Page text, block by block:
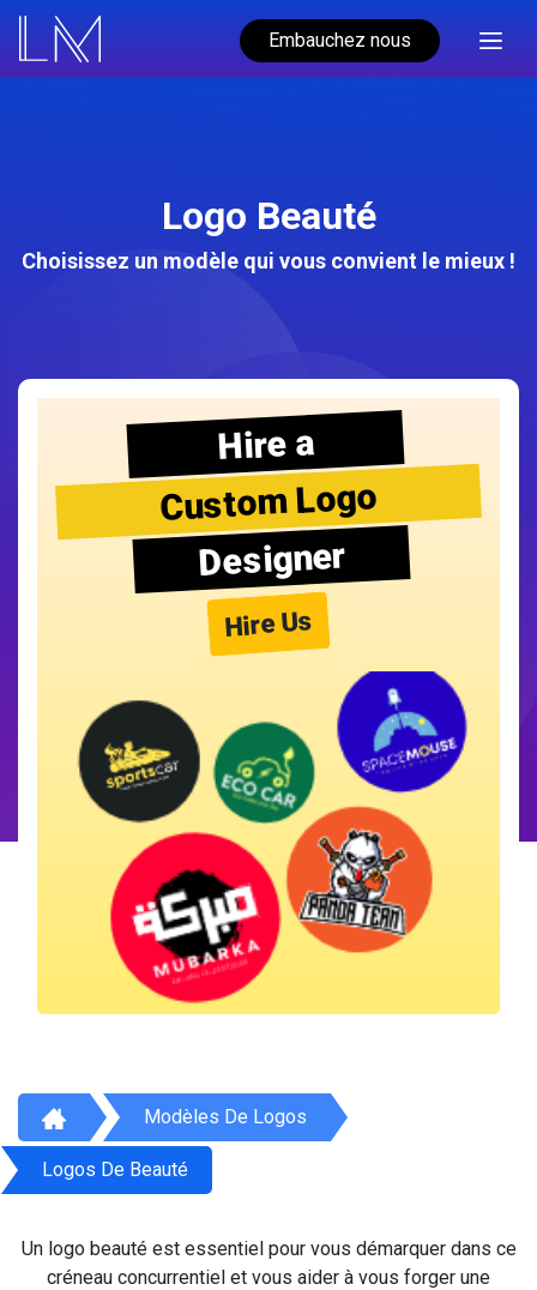
Embauchez nous
Logo Beauté
Choisissez un modèle qui vous convient le mieux !
Hire a
Custom Logo
Designer
Hire Us
Modèles De Logos
Logos De Beauté
Un logo beauté est essentiel pour vous démarquer dans ce
créneau concurrentiel et vous aider à vous forger une